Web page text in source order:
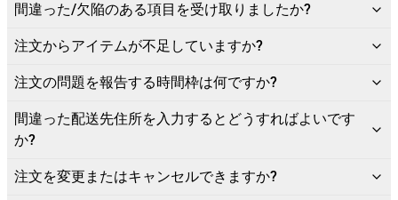
間違った/欠陥のある項目を受け取りましたか?
注文からアイテムが不足していますか?
注文の問題を報告する時間枠は何ですか?
間違った配送先住所を入力するとどうすればよいです
か?
注文を変更またはキャンセルできますか?